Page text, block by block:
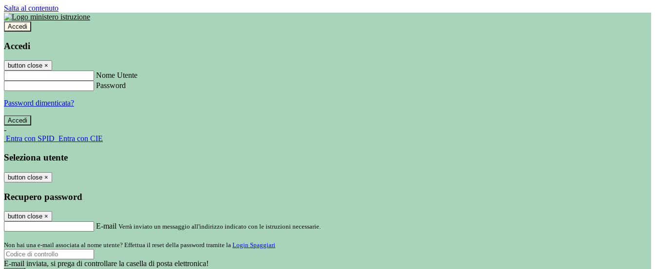
Salta al contenuto
Accedi
Accedi
button close ×
Nome Utente
Password
Password dimenticata?
-
Entra con SPID Entra con CIE
Seleziona utente
button close ×
Recupero password
button close ×
E-mail Verrà inviato un messaggio all'indirizzo indicato con le istruzioni necessarie.
Non hai una e-mail associata al nome utente? Effettua il reset della password tramite la Login Spaggiari
E-mail inviata, si prega di controllare la casella di posta elettronica!